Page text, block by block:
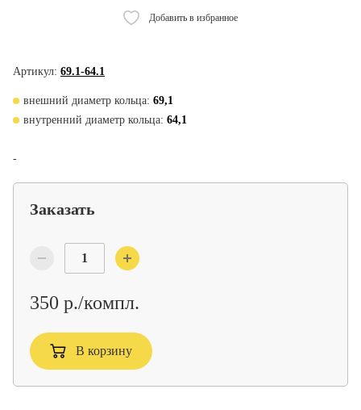
Добавить в избранное
Артикул: 69.1-64.1
внешний диаметр кольца: 69,1
внутренний диаметр кольца: 64,1
-
Заказать
350 р./компл.
В корзину